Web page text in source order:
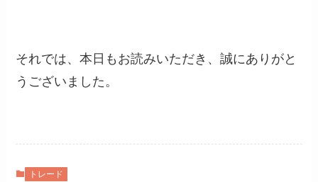
それでは、本日もお読みいただき、誠にありがと
うございました。
トレード